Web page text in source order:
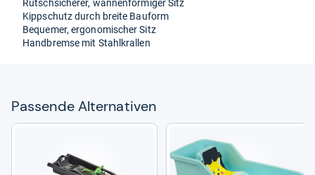
Rutsch­si­che­rer, wan­nen­för­mi­ger Sitz
Kipp­schutz durch breite Bau­form
Beque­mer, ergo­no­mi­scher Sitz
Hand­bremse mit Stahl­kral­len
Pas­sende Alter­na­ti­ven